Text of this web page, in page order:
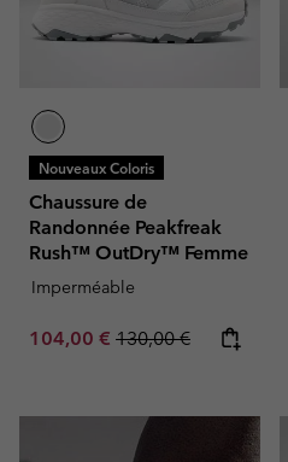
Nouveaux Coloris
Chaussure de
Randonnée Peakfreak
Rush™ OutDry™ Femme
Imperméable
Sale price:
104,00 € Regular price:
130,00 €